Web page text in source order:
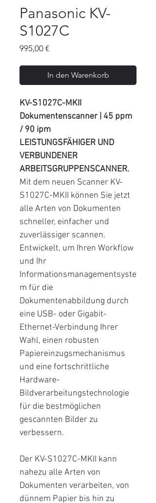
Panasonic KV-
S1027C
995,00 €Preis
In den Warenkorb
KV-S1027C-MKII
Dokumentenscanner | 45 ppm
/ 90 ipm
LEISTUNGSFÄHIGER UND
VERBUNDENER
ARBEITSGRUPPENSCANNER.
Mit dem neuen Scanner KV-
S1027C-MKII können Sie jetzt
alle Arten von Dokumenten
schneller, einfacher und
zuverlässiger scannen.
Entwickelt, um Ihren Workflow
und Ihr
Informationsmanagementsyste
m für die
Dokumentenabbildung durch
eine USB- oder Gigabit-
Ethernet-Verbindung Ihrer
Wahl, einen robusten
Papiereinzugsmechanismus
und eine fortschrittliche
Hardware-
Bildverarbeitungstechnologie
für die bestmöglichen
gescannten Bilder zu
verbessern.
Der KV-S1027C-MKII kann
nahezu alle Arten von
Dokumenten verarbeiten, von
dünnem Papier bis hin zu